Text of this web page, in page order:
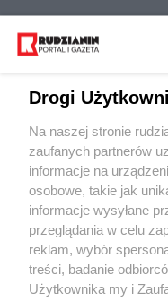
Wydawca mediów
Nie zapomnij
zapoznać się z:
polityką
Twojemiasto
Drogi
Na naszej stronie
zaufanych partnerów
informacje na
osobowe, takie jak
informacje wysyłane
przeglądania w celu
reklam, wybór
treści, badanie
Użytkownika my i